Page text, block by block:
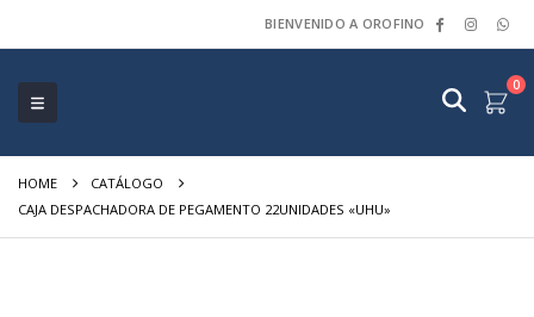
BIENVENIDO A OROFINO
0
HOME
CATÁLOGO
CAJA DESPACHADORA DE PEGAMENTO 22UNIDADES «UHU»